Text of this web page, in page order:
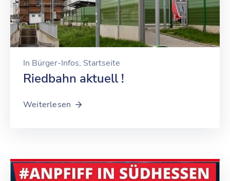
In Bürger-Infos‚ Startseite
Riedbahn aktuell !
Weiterlesen